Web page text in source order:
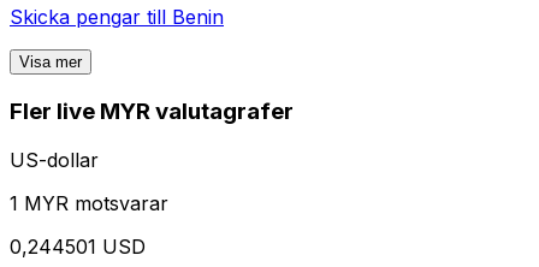
Skicka pengar till Benin
Visa mer
Fler live MYR valutagrafer
US-dollar
1 MYR motsvarar
0,244501 USD